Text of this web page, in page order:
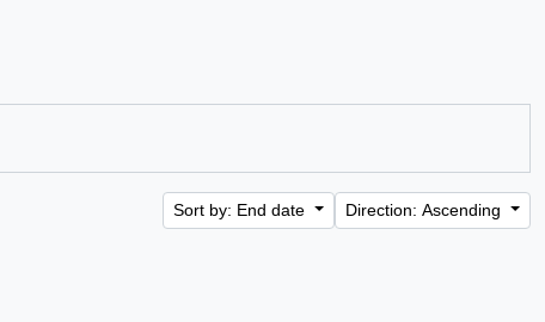
Sort by: End date Direction: Ascending